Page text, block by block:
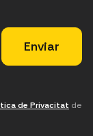
de Privacitat de